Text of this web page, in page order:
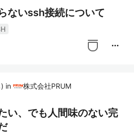
ないssh接続について
more_horiz
) in 株式会社PRUM
い、でも人間味のない完